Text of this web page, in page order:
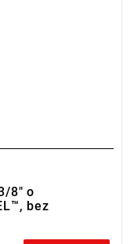
8" o
bez